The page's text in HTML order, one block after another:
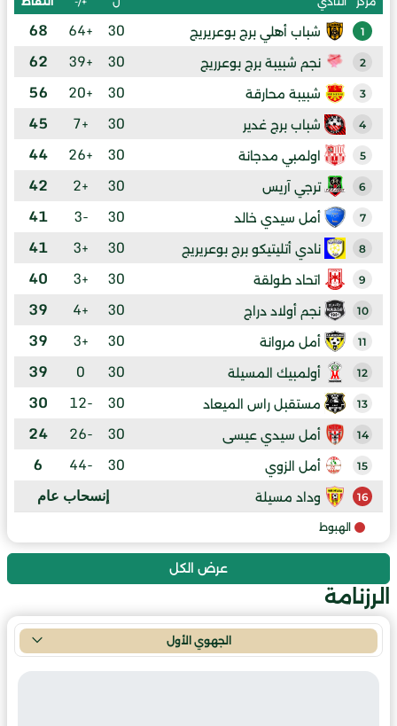
1 شباب أهلي برج بوعريريج 30
+64
68
2 نجم شبيبة برج بوعرريج 30
+39
62
3 شبيبة محارقة 30
+20
56
4 شباب برج غدير 30
+7
45
5 اولمبي مدجانة 30
+26
44
6 ترجي آريس 30
+2
42
7 أمل سيدي خالد 30
-3
41
8 نادي أتليتيكو برج بوعريريج 30
+3
41
9 اتحاد طولقة 30
+3
40
10 نجم أولاد دراج 30
+4
39
11 أمل مروانة 30
+3
39
12 أولمبيك المسيلة 30
0
39
13 مستقبل راس الميعاد 30
-12
30
14 أمل سيدي عيسى 30
-26
24
15 أمل الزوي 30
-44
6
16 وداد مسيلة إنسحاب عام
الهبوط
عرض الكل
الرزنامة
الجهوي الأول